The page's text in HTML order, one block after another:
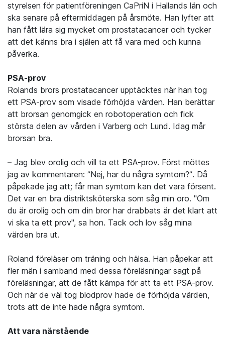
styrelsen för patientföreningen CaPriN i Hallands län och
ska senare på eftermiddagen på årsmöte. Han lyfter att
han fått lära sig mycket om prostatacancer och tycker
att det känns bra i själen att få vara med och kunna
påverka.
PSA-prov
Rolands brors prostatacancer upptäcktes när han tog
ett PSA-prov som visade förhöjda värden. Han berättar
att brorsan genomgick en robotoperation och fick
största delen av vården i Varberg och Lund. Idag mår
brorsan bra.
– Jag blev orolig och vill ta ett PSA-prov. Först möttes
jag av kommentaren: ”Nej, har du några symtom?”. Då
påpekade jag att; får man symtom kan det vara försent.
Det var en bra distriktsköterska som såg min oro. "Om
du är orolig och om din bror har drabbats är det klart att
vi ska ta ett prov", sa hon. Tack och lov såg mina
värden bra ut.
Roland föreläser om träning och hälsa. Han påpekar att
fler män i samband med dessa föreläsningar sagt på
föreläsningar, att de fått kämpa för att ta ett PSA-prov.
Och när de väl tog blodprov hade de förhöjda värden,
trots att de inte hade några symtom.
Att vara närstående